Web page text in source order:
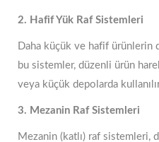
2. Hafif Yük Raf Sistemleri
Daha küçük ve hafif ürünlerin
bu sistemler, düzenli ürün
veya küçük depolarda
3. Mezanin Raf Sistemleri
Mezanin (katlı) raf sistemleri,